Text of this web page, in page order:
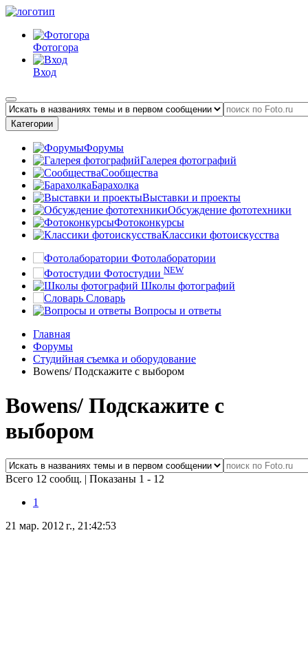
Фотогора
Вход
Категории
Форумы
Галерея фотографий
Сообщества
Барахолка
Выставки и проекты
Обсуждение фототехники
Фотоконкурсы
Классики фотоискусства
Фотолаборатории
Фотостудии NEW
Школы фотографий
Словарь
Вопросы и ответы
Главная
Форумы
Студийная съемка и оборудование
Bowens/ Подскажите с выбором
Bowens/ Подскажите с
выбором
Всего 12 сообщ. | Показаны 1 - 12
1
21 мар. 2012 г., 21:42:53